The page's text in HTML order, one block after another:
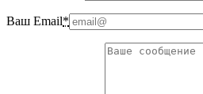
Ваш Email*